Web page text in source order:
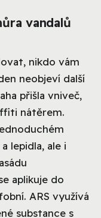
vandalů
nikdo vám
neobjeví další
přišla vniveč,
nátěrem.
lepidla, ale i
aplikuje do
ARS využívá
substance s